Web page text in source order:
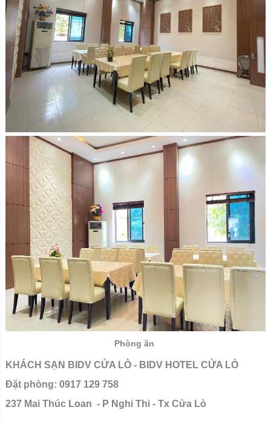
Phòng ăn
KHÁCH SẠN BIDV CỬA LÒ - BIDV HOTEL CỬA LÒ
Đặt phòng: 0917 129 758
237 Mai Thúc Loan - P Nghi Thi - Tx Cửa Lò